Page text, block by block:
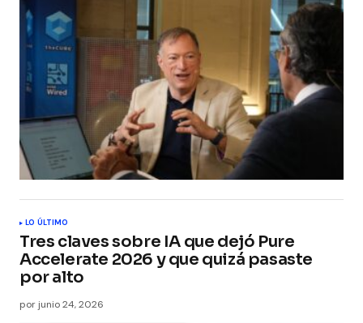
LO ÚLTIMO
Tres claves sobre IA que dejó Pure
Accelerate 2026 y que quizá pasaste
por alto
por junio 24, 2026